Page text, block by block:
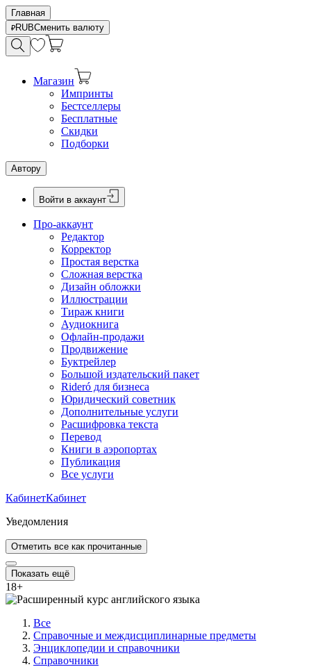
Главная
RUBСменить валюту
Магазин
Импринты
Бестселлеры
Бесплатные
Скидки
Подборки
Автору
Войти в аккаунт
Про-аккаунт
Редактор
Корректор
Простая верстка
Сложная верстка
Дизайн обложки
Иллюстрации
Тираж книги
Аудиокнига
Офлайн-продажи
Продвижение
Буктрейлер
Большой издательский пакет
Rideró для бизнеса
Юридический советник
Дополнительные услуги
Расшифровка текста
Перевод
Книги в аэропортах
Публикация
Все услуги
КабинетКабинет
Уведомления
Отметить все как прочитанные
Показать ещё
18+
Все
Справочные и междисциплинарные предметы
Энциклопедии и справочники
Справочники